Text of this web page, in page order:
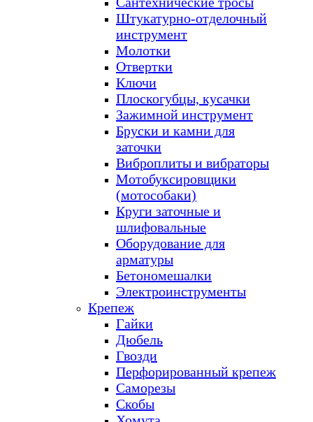
Штукатурно-отделочный
инструмент
Молотки
Отвертки
Ключи
Плоскогубцы, кусачки
Зажимной инструмент
Бруски и камни для
заточки
Виброплиты и вибраторы
Мотобуксировщики
(мотособаки)
Круги заточные и
шлифовальные
Оборудование для
арматуры
Бетономешалки
Электроинструменты
Крепеж
Гайки
Дюбель
Гвозди
Перфорированный крепеж
Саморезы
Скобы